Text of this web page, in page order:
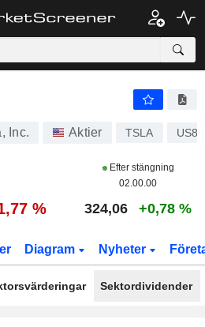
Inc. Aktier TSLA
Efter stängning
02.00.00
% 324,06 +0,78 %
Diagram Nyheter
Sektordividender